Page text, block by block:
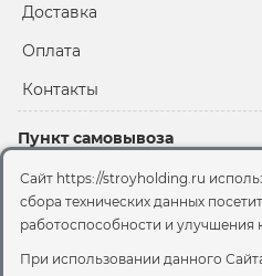
Доставка
Оплата
Контакты
Пункт самовывоза
2-й Иртышский проезд,
территория 2А стр.3
Офис
Сайт https://stroyholding.ru
сбора технических данных
работоспособности и улучшения
При использовании данного